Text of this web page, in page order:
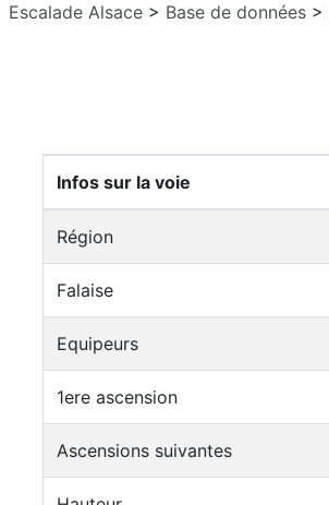
Escalade Alsace > Base de données >
Infos sur la voie
Région
Falaise
Equipeurs
1ere ascension
Ascensions suivantes